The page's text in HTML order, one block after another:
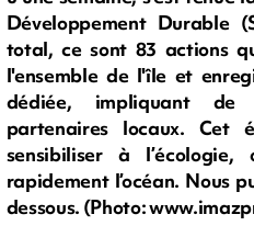
Développement Durable
total, ce sont 83 actions
l'ensemble de l'île et
dédiée, impliquant de
partenaires locaux. Cet
sensibiliser à
rapidement l’océan. Nous
dessous. (Photo: